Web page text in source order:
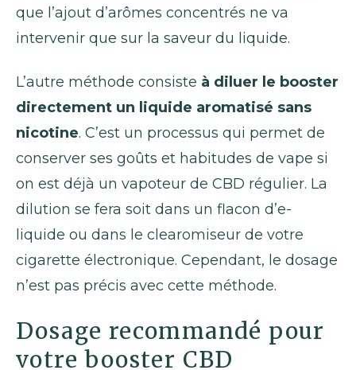
que l’ajout d’arômes concentrés ne va
intervenir que sur la saveur du liquide.
L’autre méthode consiste à diluer le booster
directement un liquide aromatisé sans
nicotine. C’est un processus qui permet de
conserver ses goûts et habitudes de vape si
on est déjà un vapoteur de CBD régulier. La
dilution se fera soit dans un flacon d’e-
liquide ou dans le clearomiseur de votre
cigarette électronique. Cependant, le dosage
n’est pas précis avec cette méthode.
Dosage recommandé pour
votre booster CBD